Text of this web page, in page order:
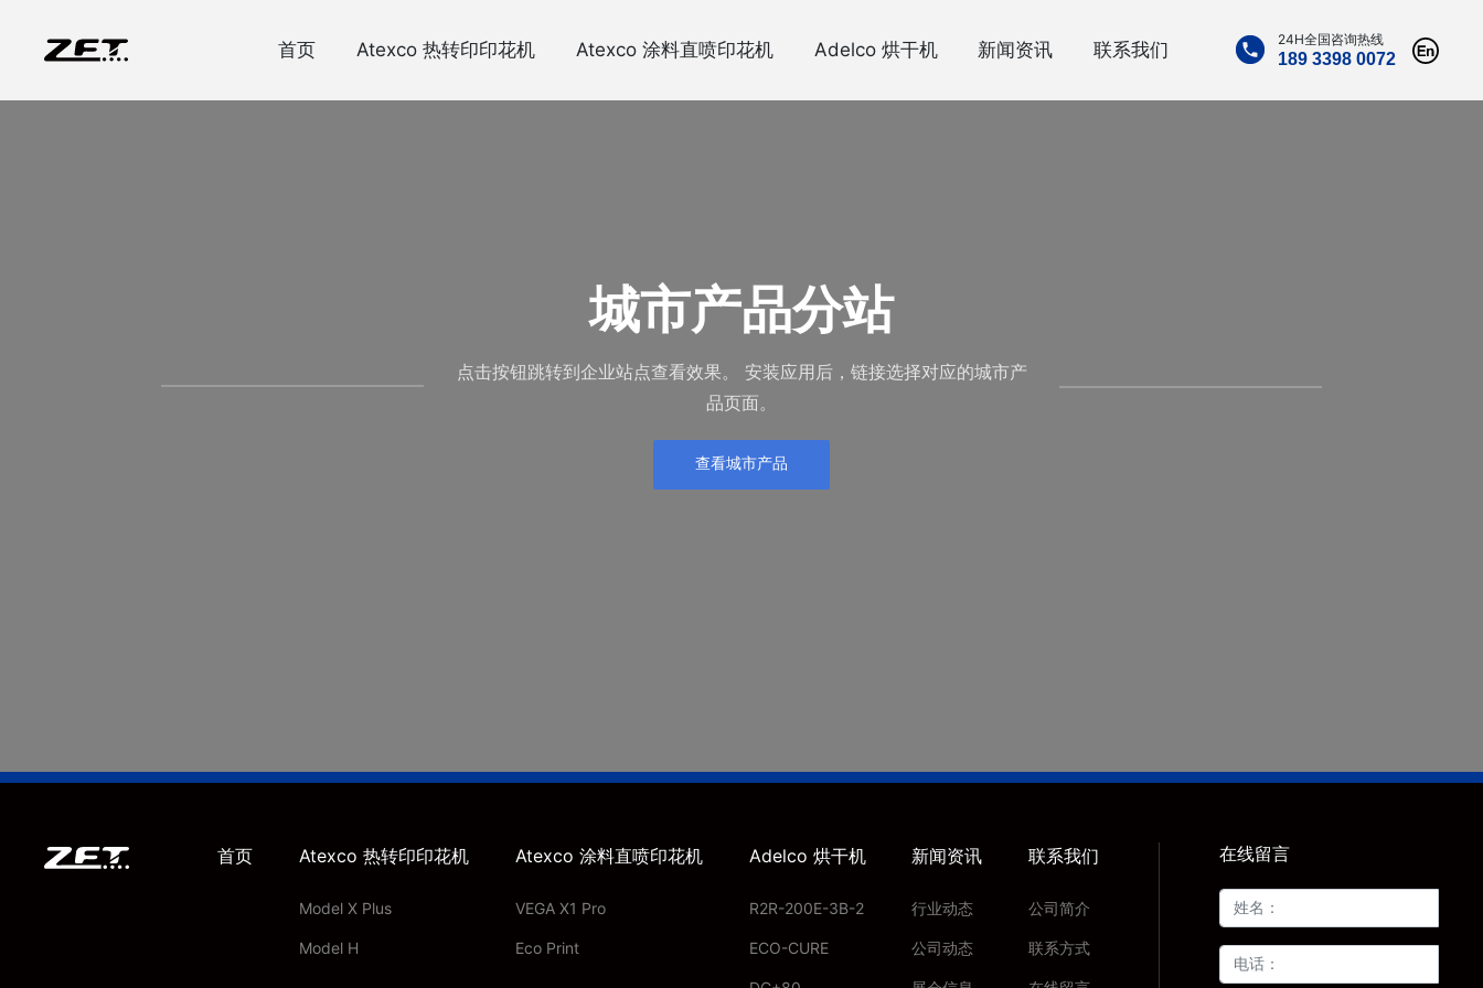
首页 Atexco 热转印印花机 Atexco 涂料直喷印花机 Adelco 烘干机 新闻资讯 联系我们 24H全国咨询热线
189 3398 0072
城市产品分站
点击按钮跳转到企业站点查看效果。 安装应用后，链接选择对应的城市产
品页面。
查看城市产品
首页 Atexco 热转印印花机
Model X Plus
Model H
Atexco 涂料直喷印花机
VEGA X1 Pro
Eco Print
Adelco 烘干机
R2R-200E-3B-2
ECO-CURE
新闻资讯
行业动态
公司动态
联系我们
公司简介
联系方式
在线留言